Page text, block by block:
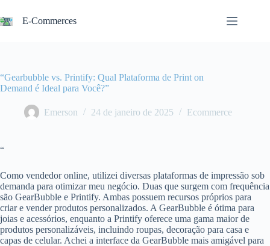
para
o
E-Commerces
“Gearbubble vs. Printify: Qual Plataforma de Print on
Demand é Ideal para Você?”
Emerson 24 de janeiro de 2025 Ecommerce
“
Como vendedor online, utilizei diversas plataformas de impressão sob
demanda para otimizar meu negócio. Duas que surgem com frequência
são GearBubble e Printify. Ambas possuem recursos próprios para
criar e vender produtos personalizados. A GearBubble é ótima para
joias e acessórios, enquanto a Printify oferece uma gama maior de
produtos personalizáveis, incluindo roupas, decoração para casa e
capas de celular. Achei a interface da GearBubble mais amigável para